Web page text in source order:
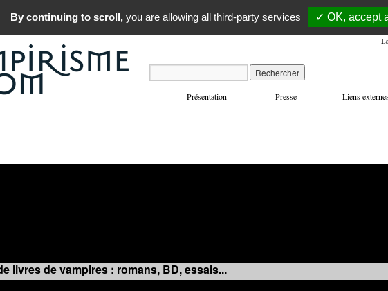
Présentation Presse Liens
livres de vampires : romans, BD, essais...
By continuing to scroll,you are allowing all third-party services ✓ OK, accept